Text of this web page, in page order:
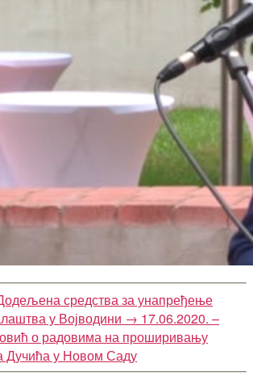
средства за унапређење
у Војводини → 17.06.2020. –
о радовима на проширивању
Дучића у Новом Саду